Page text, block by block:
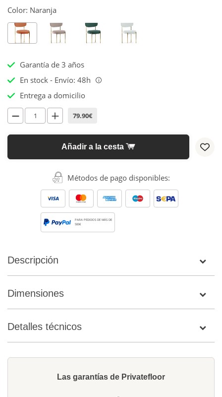
Color: Naranja
Garantía de 3 años
En stock - Envío: 48h
i
Entrega a domicilio
79.90€
Añadir a la cesta
Métodos de pago disponibles:
PARA PEDIDOS DE MÁS DE
500€
Descripción
Dimensiones
Detalles técnicos
Las garantías de Privatefloor